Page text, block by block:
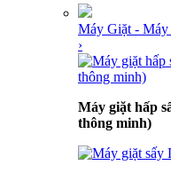
Máy Giặt - Máy
›
Máy giặt hấp
thông minh)